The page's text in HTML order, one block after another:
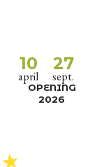
10
april
27
sept.
OPENING
2026